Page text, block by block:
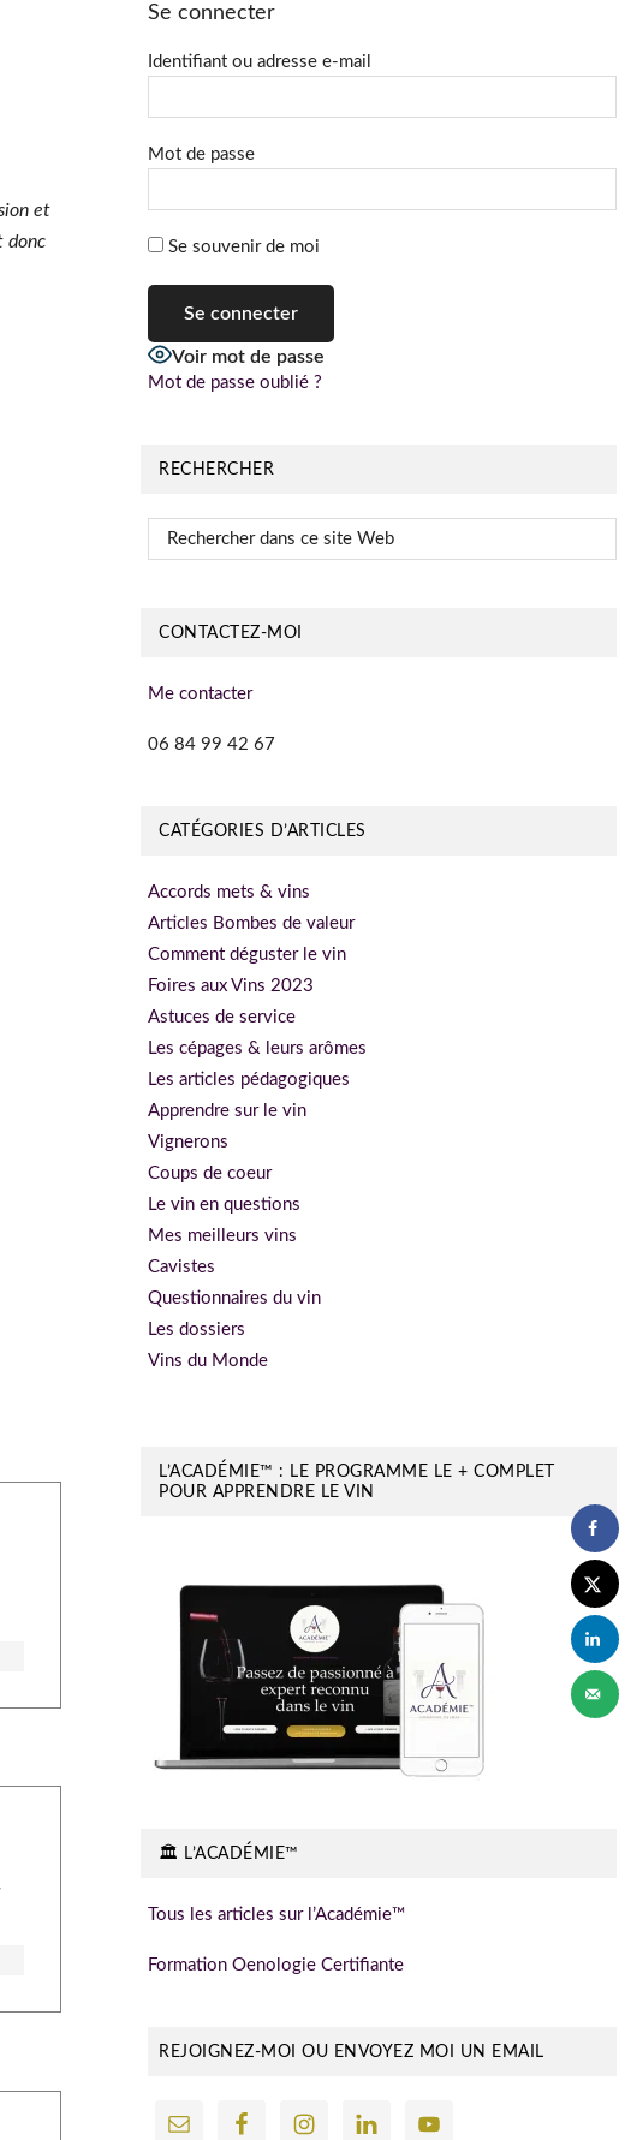
et
donc
Se connecter
Identifiant ou adresse e-mail
Mot de passe
Se souvenir de moi
Voir mot de passe
Mot de passe oublié ?
RECHERCHER
Rechercher
dans
Web
CONTACTEZ-MOI
Me contacter
06 84 99 42 67
CATÉGORIES D’ARTICLES
Accords mets & vins
Articles Bombes de valeur
Comment déguster le vin
Foires aux Vins 2023
Astuces de service
Les cépages & leurs arômes
Les articles pédagogiques
Apprendre sur le vin
Vignerons
Coups de coeur
Le vin en questions
Mes meilleurs vins
Cavistes
Questionnaires du vin
Les dossiers
Vins du Monde
L’ACADÉMIE™ : LE PROGRAMME LE + COMPLET
POUR APPRENDRE LE VIN
🏛️ L’ACADÉMIE™
Tous les articles sur l’Académie™
Formation Oenologie Certifiante
REJOIGNEZ-MOI OU ENVOYEZ MOI UN EMAIL